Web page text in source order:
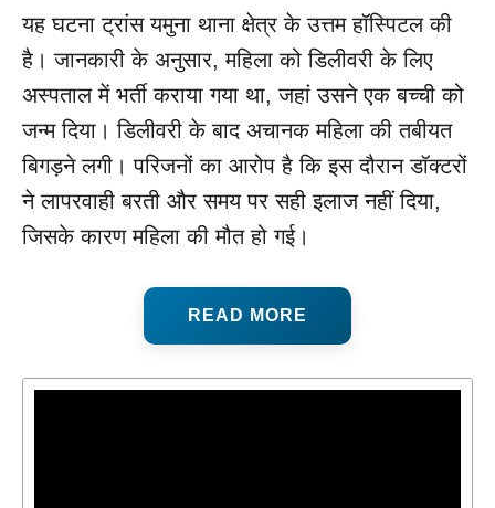
यह घटना ट्रांस यमुना थाना क्षेत्र के उत्तम हॉस्पिटल की
है। जानकारी के अनुसार, महिला को डिलीवरी के लिए
अस्पताल में भर्ती कराया गया था, जहां उसने एक बच्ची को
जन्म दिया। डिलीवरी के बाद अचानक महिला की तबीयत
बिगड़ने लगी। परिजनों का आरोप है कि इस दौरान डॉक्टरों
ने लापरवाही बरती और समय पर सही इलाज नहीं दिया,
जिसके कारण महिला की मौत हो गई।
READ MORE